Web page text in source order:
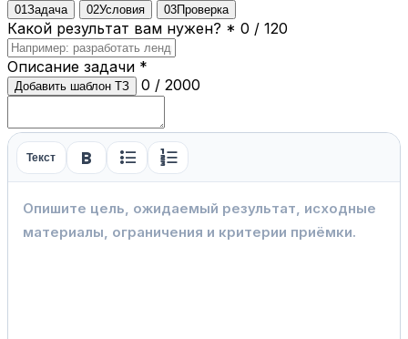
01 Задача 02Условия 03Проверка
Какой результат вам нужен? * 0 / 120
Описание задачи *
Добавить шаблон ТЗ 0 / 2000
Текст format_bold format_list_bulleted format_list_numbered